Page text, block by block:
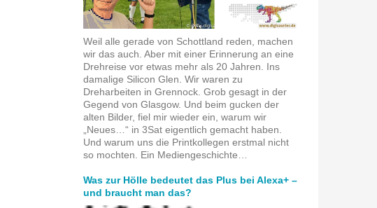
Weil alle gerade von Schottland reden, machen
wir das auch. Aber mit einer Erinnerung an eine
Drehreise vor etwas mehr als 20 Jahren. Ins
damalige Silicon Glen. Wir waren zu
Dreharbeiten in Grennock. Grob gesagt in der
Gegend von Glasgow. Und beim gucken der
alten Bilder, fiel mir wieder ein, warum wir
„Neues…“ in 3Sat eigentlich gemacht haben.
Und warum uns die Printkollegen erstmal nicht
so mochten. Ein Mediengeschichte…
Was zur Hölle bedeutet das Plus bei Alexa+ –
und braucht man das?